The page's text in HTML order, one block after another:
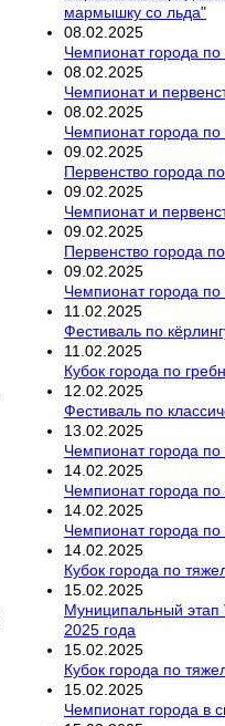
мармышку со льда"
08 02 2025
Чемпионат города по
08 02 2025
Чемпионат и
08 02 2025
Чемпионат города по
09 02 2025
Первенство города
09 02 2025
Чемпионат и
09 02 2025
Первенство города
09 02 2025
Чемпионат города
11 02 2025
Фестиваль по
11 02 2025
Кубок города по
12 02 2025
Фестиваль по
13 02 2025
Чемпионат города
14 02 2025
Чемпионат города
14 02 2025
Чемпионат города по
14 02 2025
Кубок города по
15 02 2025
Муниципальный этап
2025 года
15 02 2025
Кубок города по
15 02 2025
Чемпионат города в